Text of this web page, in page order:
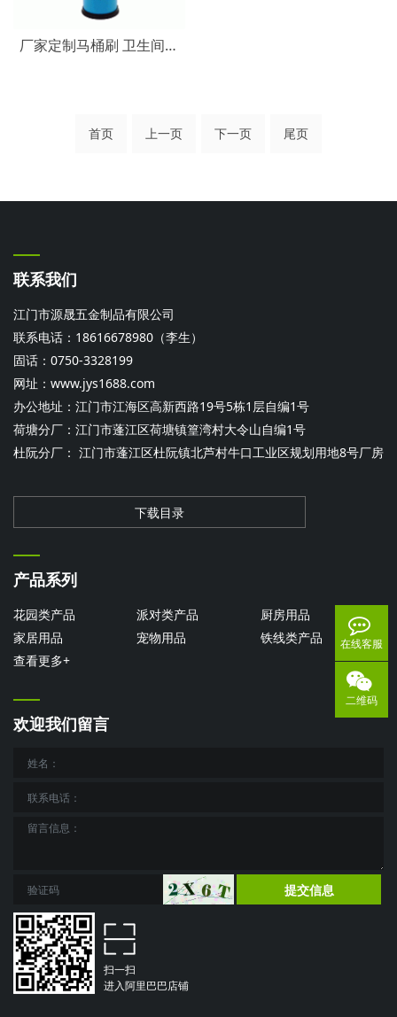
厂家定制马桶刷 卫生间清洁家用铁艺厕所刷 长柄带底座马桶刷套装
首页 上一页 下一页 尾页
联系我们
江门市源晟五金制品有限公司
联系电话：18616678980（李生）
固话：0750-3328199
网址： www.jys1688.com
办公地址：江门市江海区高新西路19号5栋1层自编1号
荷塘分厂：江门市蓬江区荷塘镇篁湾村大令山自编1号
杜阮分厂： 江门市蓬江区杜阮镇北芦村牛口工业区规划用地8号厂房
下载目录
产品系列
花园类产品 派对类产品
厨房用品
家居用品
宠物用品
铁线类产品
查看更多+
欢迎我们留言
提交信息
扫一扫
进入阿里巴巴店铺
在线客服
二维码